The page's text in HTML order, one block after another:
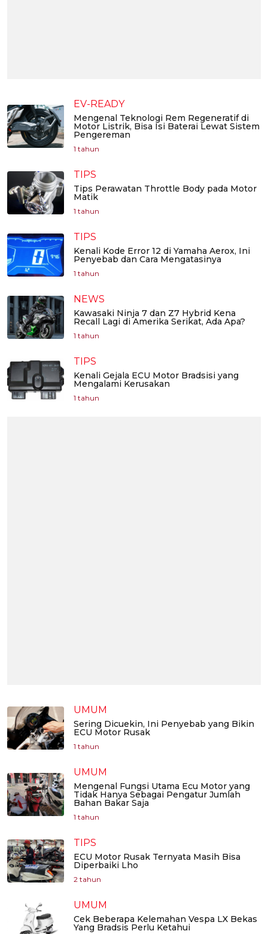
EV-READY
Mengenal Teknologi Rem Regeneratif di
Motor Listrik, Bisa Isi Baterai Lewat Sistem
Pengereman
1 tahun
TIPS
Tips Perawatan Throttle Body pada Motor
Matik
1 tahun
TIPS
Kenali Kode Error 12 di Yamaha Aerox, Ini
Penyebab dan Cara Mengatasinya
1 tahun
NEWS
Kawasaki Ninja 7 dan Z7 Hybrid Kena
Recall Lagi di Amerika Serikat, Ada Apa?
1 tahun
TIPS
Kenali Gejala ECU Motor Bradsisi yang
Mengalami Kerusakan
1 tahun
UMUM
Sering Dicuekin, Ini Penyebab yang Bikin
ECU Motor Rusak
1 tahun
UMUM
Mengenal Fungsi Utama Ecu Motor yang
Tidak Hanya Sebagai Pengatur Jumlah
Bahan Bakar Saja
1 tahun
TIPS
ECU Motor Rusak Ternyata Masih Bisa
Diperbaiki Lho
2 tahun
UMUM
Cek Beberapa Kelemahan Vespa LX Bekas
Yang Bradsis Perlu Ketahui